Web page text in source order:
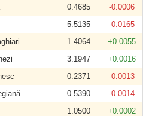
0.4685
-0.0006
5.5135
-0.0165
1.4064
+0.0055
3.1947
+0.0016
0.2371
-0.0013
0.5390
-0.0014
1.0500
+0.0002